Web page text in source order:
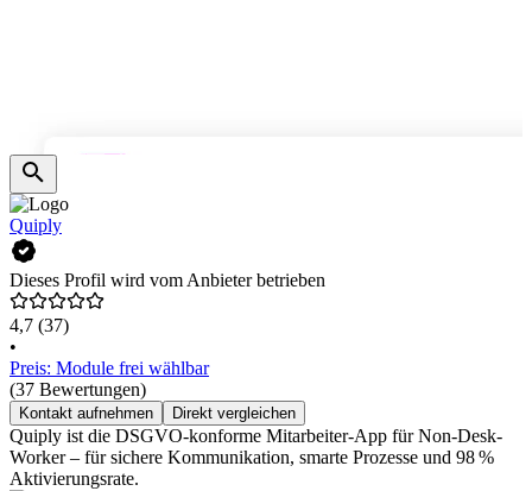
Quiply
Dieses Profil wird vom Anbieter betrieben
4,7 (37)
•
Preis: Module frei wählbar
(37 Bewertungen)
Kontakt aufnehmen Direkt vergleichen
Quiply ist die DSGVO-konforme Mitarbeiter-App für Non-Desk-
Worker – für sichere Kommunikation, smarte Prozesse und 98 %
Aktivierungsrate.